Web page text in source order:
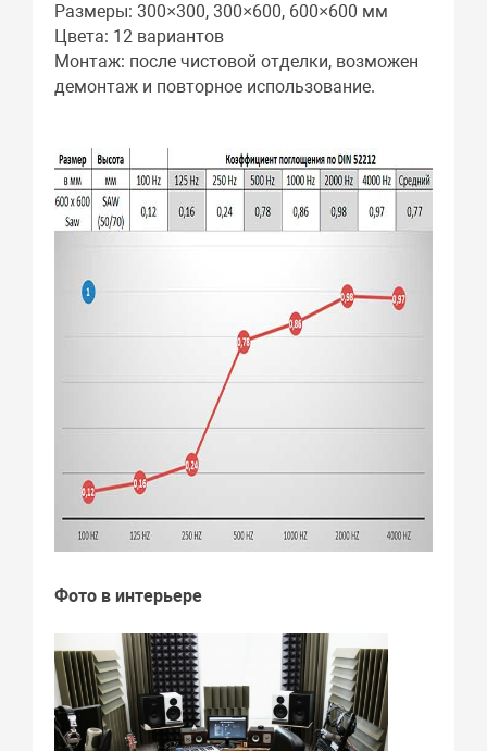
Размеры: 300×300, 300×600, 600×600 мм
Цвета: 12 вариантов
Монтаж: после чистовой отделки, возможен
демонтаж и повторное использование.
Фото в интерьере